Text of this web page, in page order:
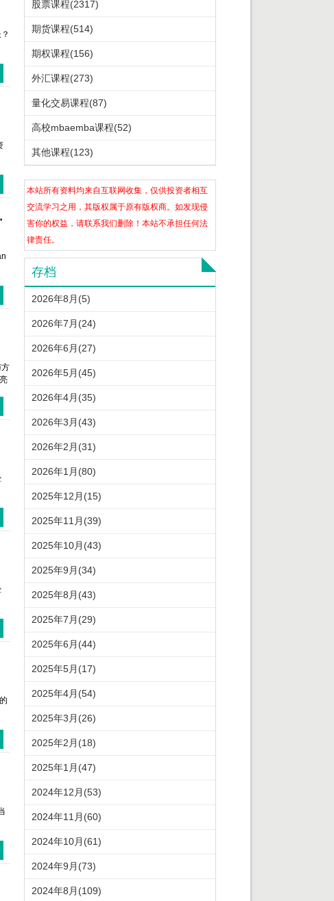
视频课程
股票课程(2317)
期货课程(514)
期权课程(156)
外汇课程(273)
量化交易课程(87)
高校mbaemba课程(52)
其他课程(123)
本站所有资料均来自互联网收集，仅供投资者相互
交流学习之用，其版权属于原有版权商。如发现侵
害你的权益，请联系我们删除！本站不承担任何法
律责任。
存档
2026年8月(5)
2026年7月(24)
2026年6月(27)
2026年5月(45)
2026年4月(35)
2026年3月(43)
2026年2月(31)
2026年1月(80)
2025年12月(15)
2025年11月(39)
2025年10月(43)
2025年9月(34)
2025年8月(43)
2025年7月(29)
2025年6月(44)
2025年5月(17)
2025年4月(54)
2025年3月(26)
2025年2月(18)
2025年1月(47)
2024年12月(53)
2024年11月(60)
2024年10月(61)
2024年9月(73)
2024年8月(109)